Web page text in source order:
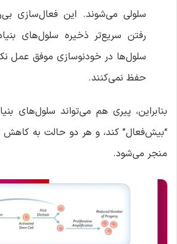
سلولی می‌شوند. این فعال‌سازی
رفتن سریع‌تر ذخیره سلول‌های
سلول‌ها در خودنوسازی موفق عمل
حفظ نمی‌کنند.
بنابراین، پیری هم می‌تواند سلول‌های
“بیش‌فعال” کند، و هر دو حالت به کاهش
منجر می‌شود.